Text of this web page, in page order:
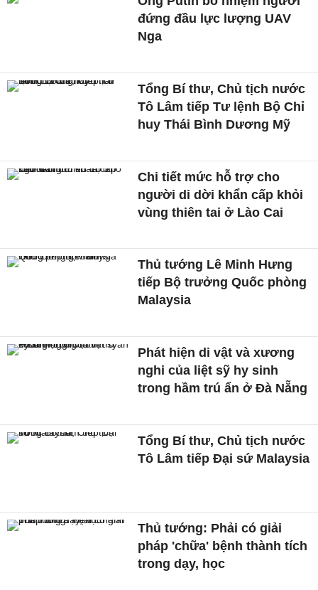
đứng đầu lực lượng UAV
Nga
Tổng Bí thư, Chủ tịch nước
Tô Lâm tiếp Tư lệnh Bộ Chỉ
huy Thái Bình Dương Mỹ
Chi tiết mức hỗ trợ cho
người di dời khẩn cấp khỏi
vùng thiên tai ở Lào Cai
Thủ tướng Lê Minh Hưng
tiếp Bộ trưởng Quốc phòng
Malaysia
Phát hiện di vật và xương
nghi của liệt sỹ hy sinh
trong hầm trú ẩn ở Đà Nẵng
Tổng Bí thư, Chủ tịch nước
Tô Lâm tiếp Đại sứ Malaysia
Thủ tướng: Phải có giải
pháp 'chữa' bệnh thành tích
trong dạy, học